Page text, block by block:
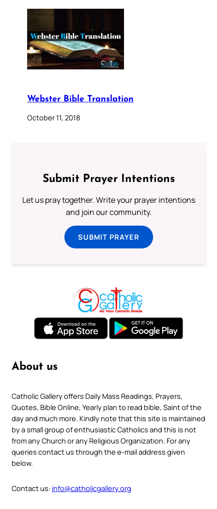
Webster Bible Translation
October 11, 2018
Submit Prayer Intentions
Let us pray together. Write your prayer intentions
and join our community.
SUBMIT PRAYER
About us
Catholic Gallery offers Daily Mass Readings, Prayers,
Quotes, Bible Online, Yearly plan to read bible, Saint of the
day and much more. Kindly note that this site is maintained
by a small group of enthusiastic Catholics and this is not
from any Church or any Religious Organization. For any
queries contact us through the e-mail address given
below.
Contact us: info@catholicgallery.org